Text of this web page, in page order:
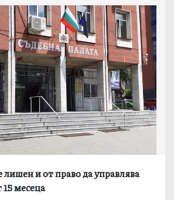
и от право да управлява
месеца